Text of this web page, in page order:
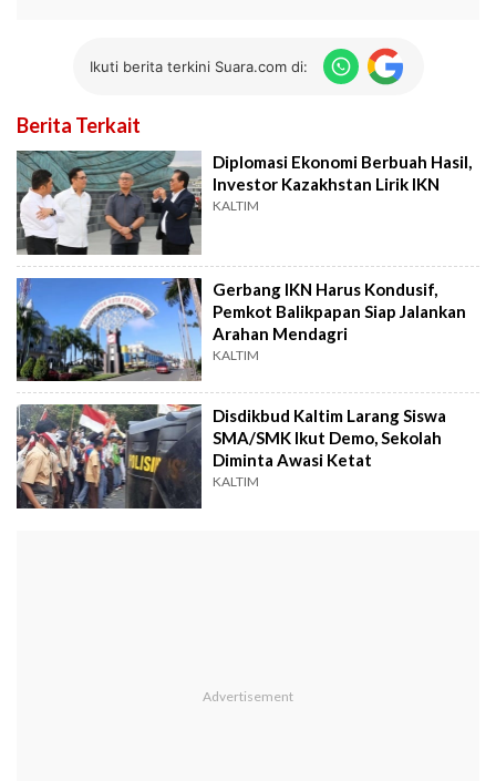
Ikuti berita terkini Suara.com di:
Berita Terkait
Diplomasi Ekonomi Berbuah Hasil,
Investor Kazakhstan Lirik IKN
KALTIM
Gerbang IKN Harus Kondusif,
Pemkot Balikpapan Siap Jalankan
Arahan Mendagri
KALTIM
Disdikbud Kaltim Larang Siswa
SMA/SMK Ikut Demo, Sekolah
Diminta Awasi Ketat
KALTIM